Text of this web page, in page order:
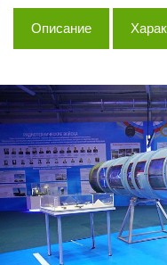
Описание